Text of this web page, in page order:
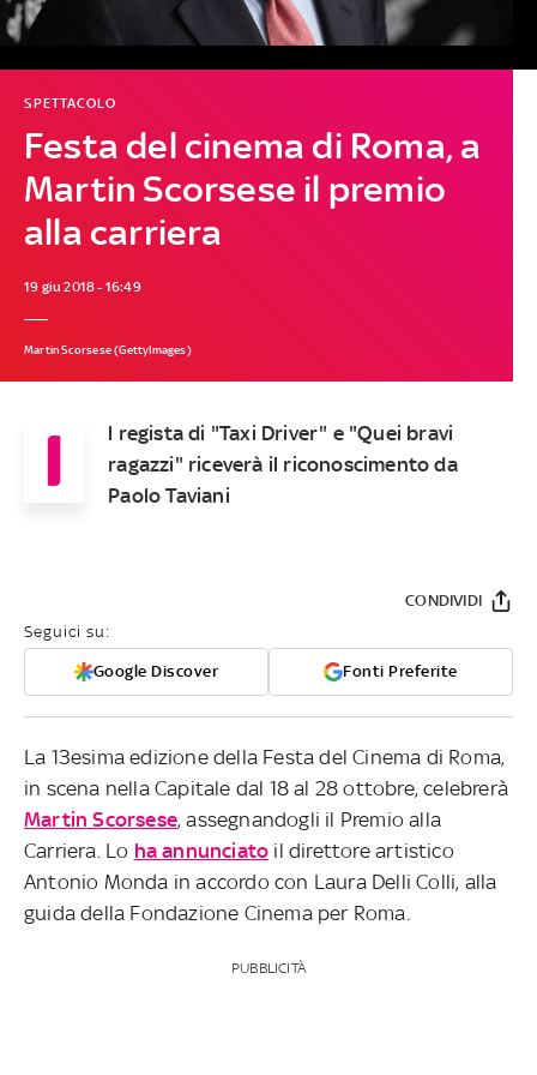
Festa del cinema di Roma, a
Martin Scorsese il premio
alla carriera
SPETTACOLO
19 giu 2018 - 16:49
Martin Scorsese (GettyImages)
I
l regista di "Taxi Driver" e "Quei bravi
ragazzi" riceverà il riconoscimento da
Paolo Taviani
Seguici su:
Google Discover Fonti Preferite
CONDIVIDI
La 13esima edizione della Festa del Cinema di Roma,
in scena nella Capitale dal 18 al 28 ottobre, celebrerà
Martin Scorsese, assegnandogli il Premio alla
Carriera. Lo ha annunciato il direttore artistico
Antonio Monda in accordo con Laura Delli Colli, alla
guida della Fondazione Cinema per Roma.
PUBBLICITÀ